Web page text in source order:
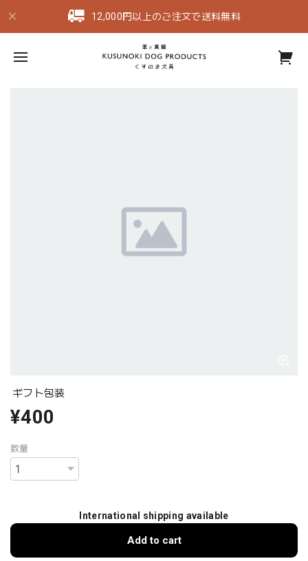
12,000円以上のご注文で送料無料
ギフト包装
¥400
数量
International shipping available
Add to cart